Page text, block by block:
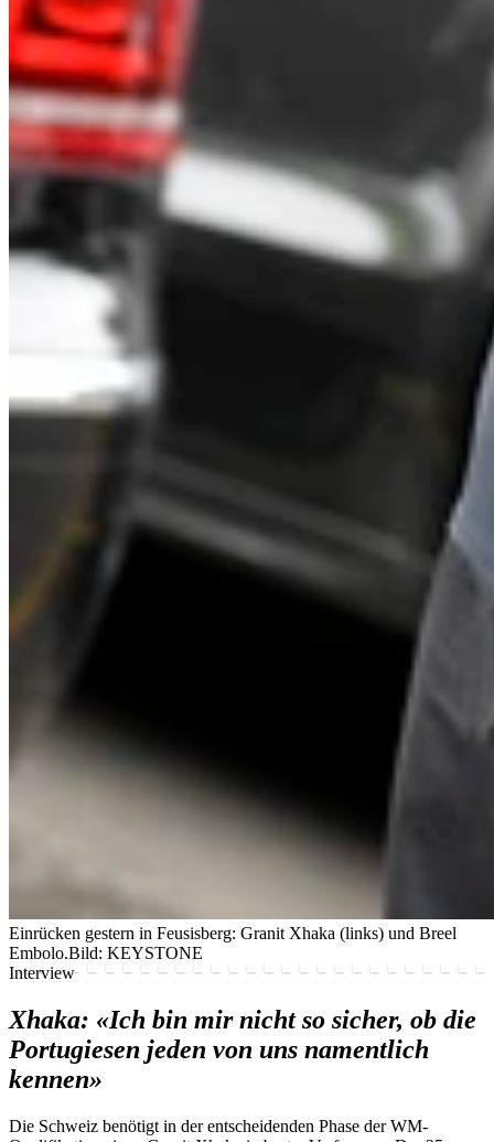
Einrücken gestern in Feusisberg: Granit Xhaka (links) und Breel
Embolo.Bild: KEYSTONE
Interview
Xhaka: «Ich bin mir nicht so sicher, ob die
Portugiesen jeden von uns namentlich
kennen»
Die Schweiz benötigt in der entscheidenden Phase der WM-